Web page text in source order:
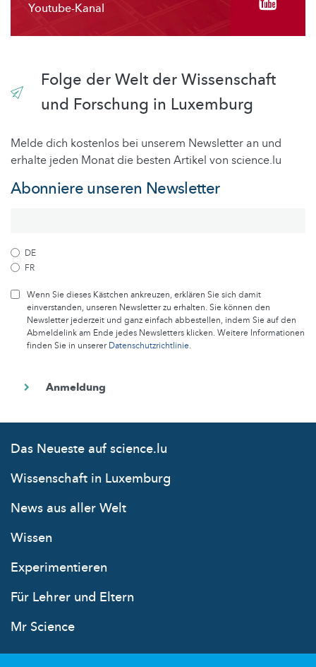
Youtube-Kanal
Folge der Welt der Wissenschaft
und Forschung in Luxemburg
Melde dich kostenlos bei unserem Newsletter an und
erhalte jeden Monat die besten Artikel von science.lu
Abonniere unseren Newsletter
DE
FR
Wenn Sie dieses Kästchen ankreuzen, erklären Sie sich damit
einverstanden, unseren Newsletter zu erhalten. Sie können den
Newsletter jederzeit und ganz einfach abbestellen, indem Sie auf den
Abmeldelink am Ende jedes Newsletters klicken. Weitere Informationen
finden Sie in unsererDatenschutzrichtlinie.
Das Neueste auf science.lu
Wissenschaft in Luxemburg
News aus aller Welt
Wissen
Experimentieren
Für Lehrer und Eltern
Mr Science